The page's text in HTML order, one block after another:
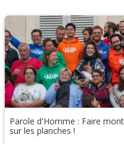
Parole d'Homme : Faire
sur les planches !